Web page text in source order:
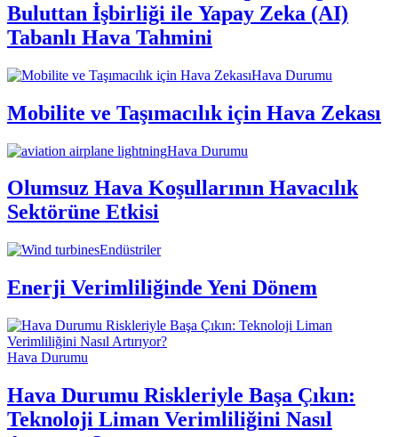
Buluttan İşbirliği ile Yapay Zeka (AI)
Tabanlı Hava Tahmini
Hava Durumu
Mobilite ve Taşımacılık için Hava Zekası
Hava Durumu
Olumsuz Hava Koşullarının Havacılık
Sektörüne Etkisi
Endüstriler
Enerji Verimliliğinde Yeni Dönem
Hava Durumu
Hava Durumu Riskleriyle Başa Çıkın:
Teknoloji Liman Verimliliğini Nasıl